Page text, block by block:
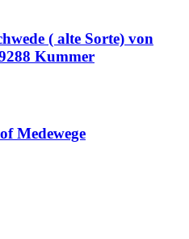
( alte Sorte) von
Kummer
Medewege